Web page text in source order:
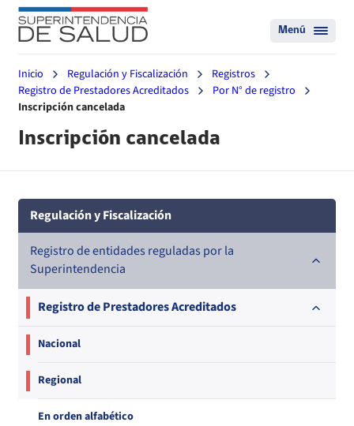
Menú
Inicio Regulación y Fiscalización
Registros
Registro de Prestadores Acreditados
Por N° de registro
Inscripción cancelada
Inscripción cancelada
Regulación y Fiscalización
Registro de entidades reguladas por la
Superintendencia
Registro de Prestadores Acreditados
Nacional
Regional
En orden alfabético